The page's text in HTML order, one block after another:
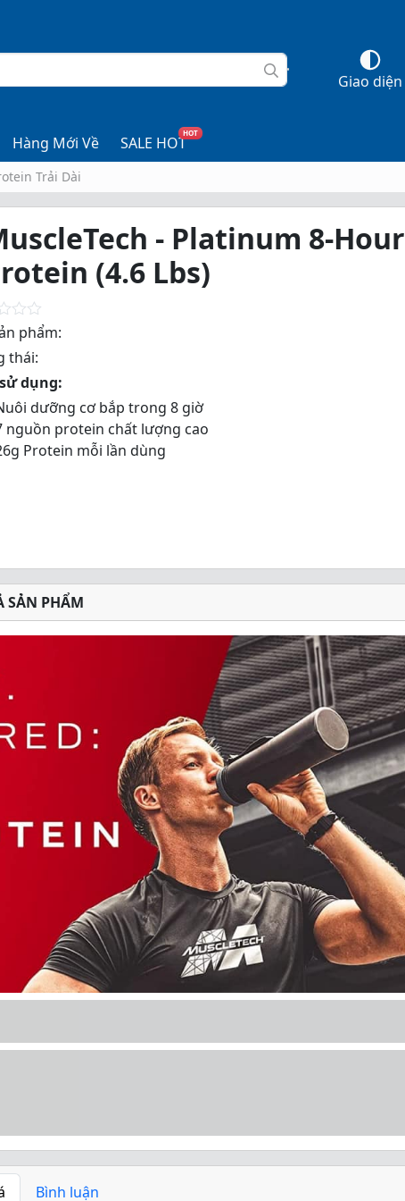
Giao diện
Hàng Mới Về SALE HOT
HOT
Trải Dài
- Platinum 8-Hour
(4.6 Lbs)
phẩm:
thái:
dụng:
dưỡng cơ bắp trong 8 giờ
nguồn protein chất lượng cao
Protein mỗi lần dùng
SẢN PHẨM
Bình luận